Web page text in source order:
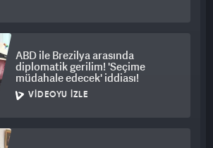
ABD ile Brezilya arasında
diplomatik gerilim! 'Seçime
müdahale edecek' iddiası!
VIDEOYU İZLE